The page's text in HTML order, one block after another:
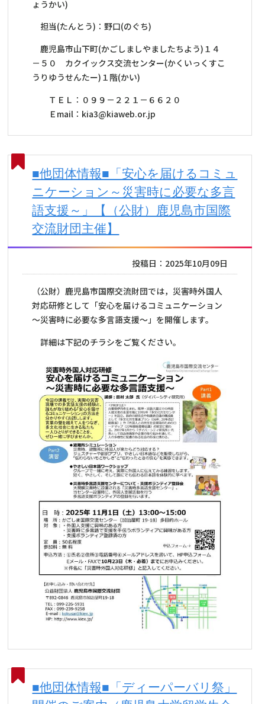
ょうかい)
担当(たんとう)：野口(のぐち)
鹿児島市山下町(かごしましやましたちよう)１４
－５０ カクイックス交流センター(かくいっくすこ
うりゆうせんたー)１階(かい)
ＴＥＬ：０９９－２２１－６６２０
Ｅmail：kia3@kiaweb.or.jp
■他団体情報■「安心を届けるコミュ
ニケーション～災害時に必要な多言
語支援～」【（公財）鹿児島市国際
交流財団主催】
投稿日：2025年10月09日
（公財）鹿児島市国際交流財団では，災害時外国人
対応研修として「安心を届けるコミュニケーション
～災害時に必要な多言語支援～」を開催します。
詳細は下記のチラシをご覧ください。
■他団体情報■「ディーパーバリ祭」